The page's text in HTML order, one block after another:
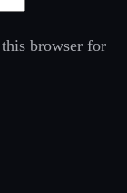
browser for